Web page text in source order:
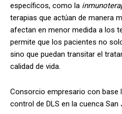
específicos, como la
terapias que actúan de manera
afectan en menor medida a los
permite que los pacientes no
sino que puedan transitar el
calidad de vida.
Consorcio empresario con base
control de DLS en la cuenca San